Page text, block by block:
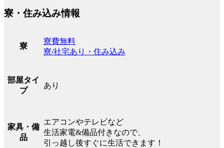
寮・住み込み情報
寮
寮費無料
寮/社宅あり・住み込み
部屋タイ
プ
あり
家具・備
品
エアコンやテレビなど
生活家電&備品付きなので、
引っ越し後すぐに生活できます！